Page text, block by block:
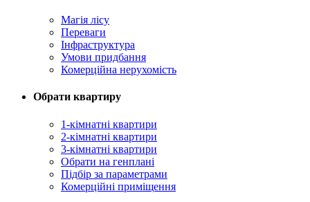
Магія лісу
Переваги
Інфраструктура
Умови придбання
Комерційна нерухомість
Обрати квартиру
1-кімнатні квартири
2-кімнатні квартири
3-кімнатні квартири
Обрати на генплані
Підбір за параметрами
Комерційні приміщення